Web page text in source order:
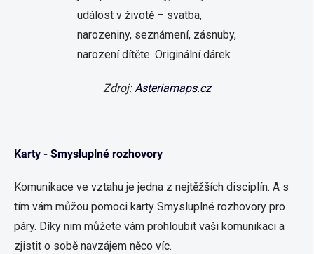
Zdroj:Asteriamaps.cz
Karty - Smysluplné rozhovory
Komunikace ve vztahu je jedna z nejtěžších disciplín. A s
tím vám můžou pomoci karty Smysluplné rozhovory pro
páry. Díky nim můžete vám prohloubit vaši komunikaci a
zjistit o sobě navzájem něco víc.